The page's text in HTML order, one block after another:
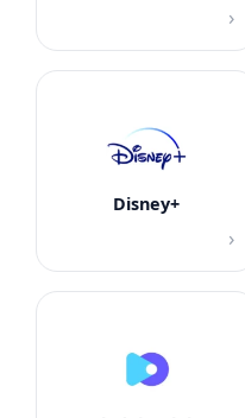
›
Disney+
›